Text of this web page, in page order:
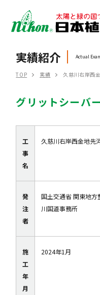
実績紹介 Actual
TOP 実績 久慈川右岸西
グリットシーバ
工
事
名
久慈川右岸西金地先
発
注
者
国土交通省 関東地方
川国道事務所
施
工
年
月
2024年1月